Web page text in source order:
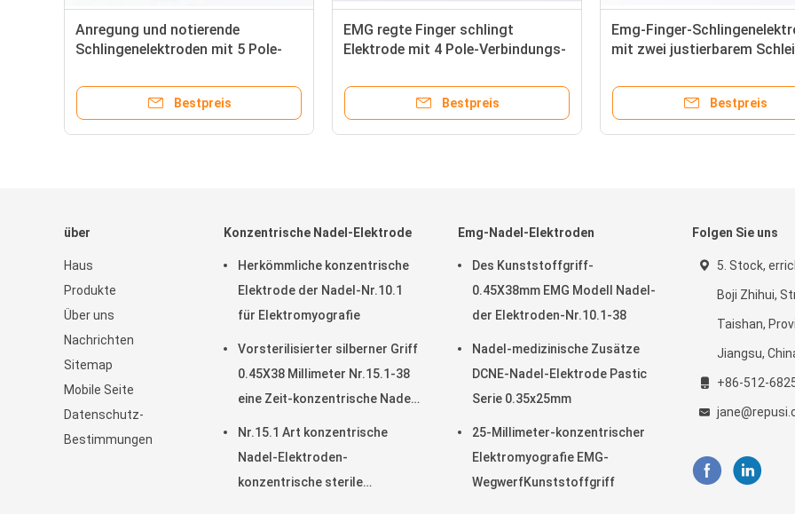
Anregung und notierende
Schlingenelektroden mit 5 Pole-
Bestpreis
EMG regte Finger schlingt
Elektrode mit 4 Pole-Verbindungs-
Bestpreis
Emg-Finger-
mit zwei justierbarem
Bestpreis
über
Haus
Produkte
Über uns
Nachrichten
Sitemap
Mobile Seite
Datenschutz-
Bestimmungen
Konzentrische Nadel-Elektrode
Herkömmliche konzentrische
Elektrode der Nadel-Nr.10.1
für Elektromyografie
Vorsterilisierter silberner Griff
0.45X38 Millimeter Nr.15.1-38
eine Zeit-konzentrische Nadel-
Nr.15.1 Art konzentrische
Nadel-Elektroden-
konzentrische sterile
Emg-Nadel-Elektroden
Des Kunststoffgriff-
0.45X38mm EMG Modell Nadel-
der Elektroden-Nr.10.1-38
Nadel-medizinische Zusätze
DCNE-Nadel-Elektrode Pastic
Serie 0.35x25mm
25-Millimeter-konzentrischer
Elektromyografie EMG-
WegwerfKunststoffgriff
Folgen Sie uns
5. Stock,
Boji Zhihui,
Taishan,
Jiangsu,
+86-512-